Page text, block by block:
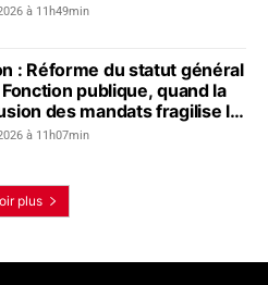
à 11h49min
: Réforme du statut général
publique, quand la
des mandats fragilise le
social
à 11h07min
plus